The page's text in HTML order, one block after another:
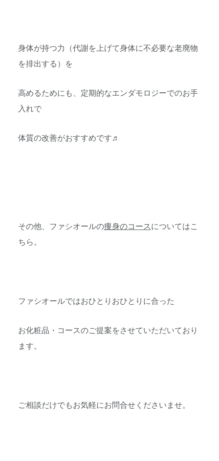
身体が持つ力（代謝を上げて身体に不必要な老廃物
を排出する）を
高めるためにも、定期的なエンダモロジーでのお手
入れで
体質の改善がおすすめです♬
その他、ファシオールの痩身のコースについてはこ
ちら。
ファシオールではおひとりおひとりに合った
お化粧品・コースのご提案をさせていただいており
ます。
ご相談だけでもお気軽にお問合せくださいませ。